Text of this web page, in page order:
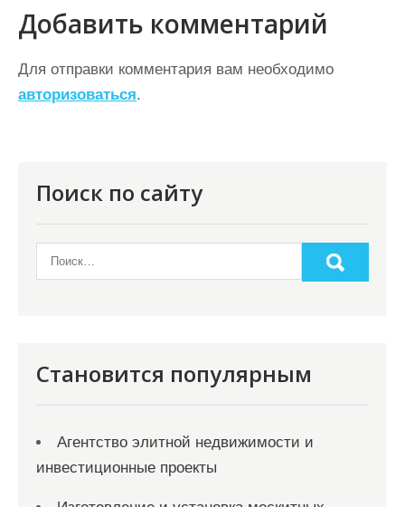
а
ц
и
я
м
Добавить комментарий
Для отправки комментария вам необходимо
авторизоваться.
Поиск по сайту
Становится популярным
Агентство элитной недвижимости и
инвестиционные проекты